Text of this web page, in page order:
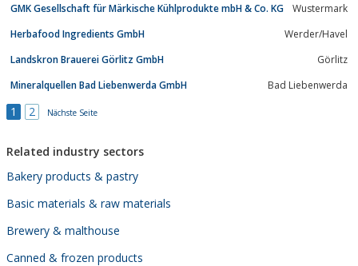
GMK Gesellschaft für Märkische Kühlprodukte mbH & Co. KG
Wustermark
Herbafood Ingredients GmbH
Werder/Havel
Landskron Brauerei Görlitz GmbH
Görlitz
Mineralquellen Bad Liebenwerda GmbH
Bad Liebenwerda
1 2 Nächste Seite
Related industry sectors
Bakery products & pastry
Basic materials & raw materials
Brewery & malthouse
Canned & frozen products